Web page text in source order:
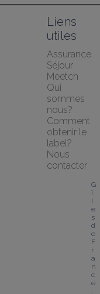
Liens
utiles
Assurance
Séjour
Meetch
Qui
sommes
nous?
Comment
obtenir le
label?
Nous
contacter
G
î
t
e
s
d
e
F
r
a
n
c
e
: